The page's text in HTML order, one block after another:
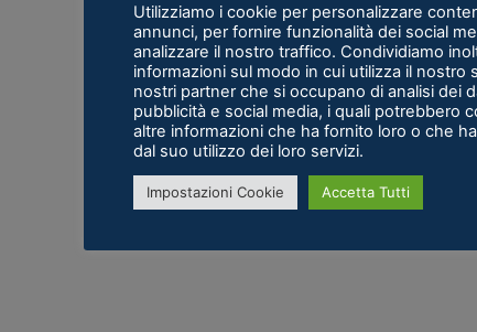
Utilizziamo i cookie per personalizzare
annunci, per fornire funzionalità dei social
analizzare il nostro traffico. Condividiamo
informazioni sul modo in cui utilizza il nostro
nostri partner che si occupano di analisi dei
pubblicità e social media, i quali potrebbero
altre informazioni che ha fornito loro o che
dal suo utilizzo dei loro servizi.
Impostazioni Cookie Accetta Tutti